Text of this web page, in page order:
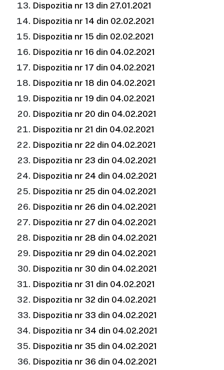
Dispozitia nr 13 din 27.01.2021
Dispozitia nr 14 din 02.02.2021
Dispozitia nr 15 din 02.02.2021
Dispozitia nr 16 din 04.02.2021
Dispozitia nr 17 din 04.02.2021
Dispozitia nr 18 din 04.02.2021
Dispozitia nr 19 din 04.02.2021
Dispozitia nr 20 din 04.02.2021
Dispozitia nr 21 din 04.02.2021
Dispozitia nr 22 din 04.02.2021
Dispozitia nr 23 din 04.02.2021
Dispozitia nr 24 din 04.02.2021
Dispozitia nr 25 din 04.02.2021
Dispozitia nr 26 din 04.02.2021
Dispozitia nr 27 din 04.02.2021
Dispozitia nr 28 din 04.02.2021
Dispozitia nr 29 din 04.02.2021
Dispozitia nr 30 din 04.02.2021
Dispozitia nr 31 din 04.02.2021
Dispozitia nr 32 din 04.02.2021
Dispozitia nr 33 din 04.02.2021
Dispozitia nr 34 din 04.02.2021
Dispozitia nr 35 din 04.02.2021
Dispozitia nr 36 din 04.02.2021